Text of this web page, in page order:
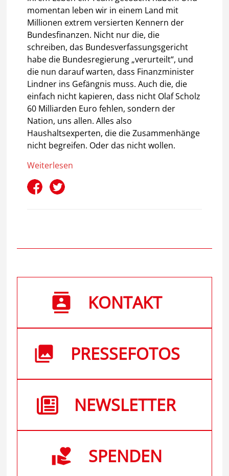
momentan leben wir in einem Land mit
Millionen extrem versierten Kennern der
Bundesfinanzen. Nicht nur die, die
schreiben, das Bundesverfassungsgericht
habe die Bundesregierung „verurteilt“, und
die nun darauf warten, dass Finanzminister
Lindner ins Gefängnis muss. Auch die, die
einfach nicht kapieren, dass nicht Olaf Scholz
60 Milliarden Euro fehlen, sondern der
Nation, uns allen. Alles also
Haushaltsexperten, die die Zusammenhänge
nicht begreifen. Oder das nicht wollen.
Weiterlesen
KONTAKT
PRESSEFOTOS
NEWSLETTER
SPENDEN